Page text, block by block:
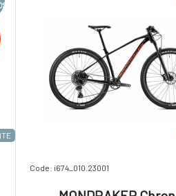
Code: i674_010.23001